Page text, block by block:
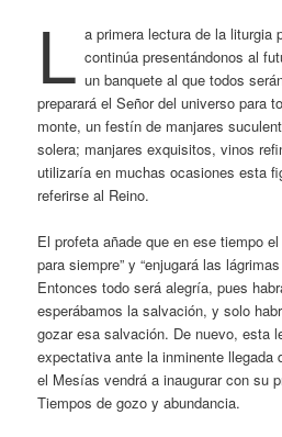
L a primera lectura de la liturgia
continúa presentándonos al
un banquete al que todos
preparará el Señor del universo para
monte, un festín de manjares
solera; manjares exquisitos, vinos
utilizaría en muchas ocasiones esta
referirse al Reino.
El profeta añade que en ese tiempo
para siempre” y “enjugará las
Entonces todo será alegría, pues
esperábamos la salvación, y solo
gozar esa salvación. De nuevo, esta
expectativa ante la inminente llegada
el Mesías vendrá a inaugurar con su
Tiempos de gozo y abundancia.